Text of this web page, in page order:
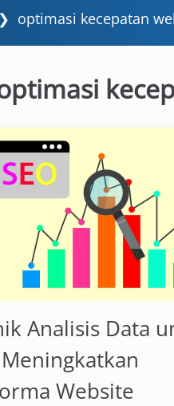
❯ optimasi kecepatan
Analisis Data
Meningkatkan
Website